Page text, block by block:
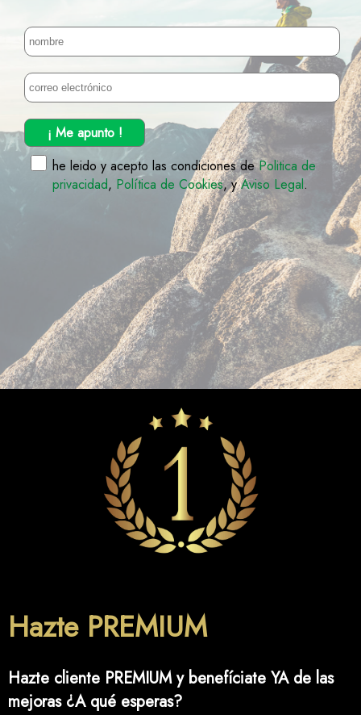
¡ Me apunto !
he leido y acepto las condiciones dePolitica de
privacidad, Política de Cookies, yAviso Legal.
Hazte PREMIUM
Hazte cliente PREMIUM y benefíciate YA de las
mejoras ¿A qué esperas?